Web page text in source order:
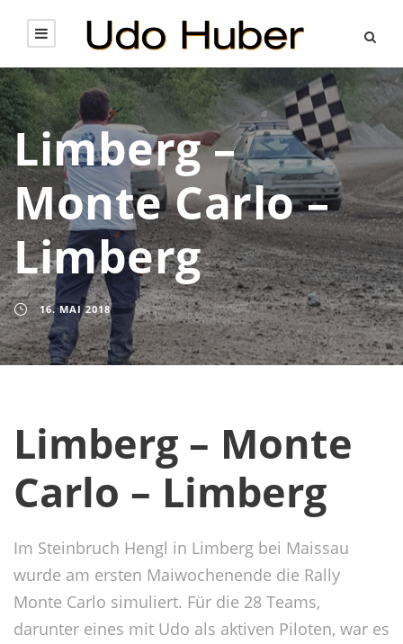
Limberg –
Monte Carlo –
Limberg
16. MAI 2018
Limberg – Monte
Carlo – Limberg
Im Steinbruch Hengl in Limberg bei Maissau
wurde am ersten Maiwochenende die Rally
Monte Carlo simuliert. Für die 28 Teams,
darunter eines mit Udo als aktiven Piloten, war es